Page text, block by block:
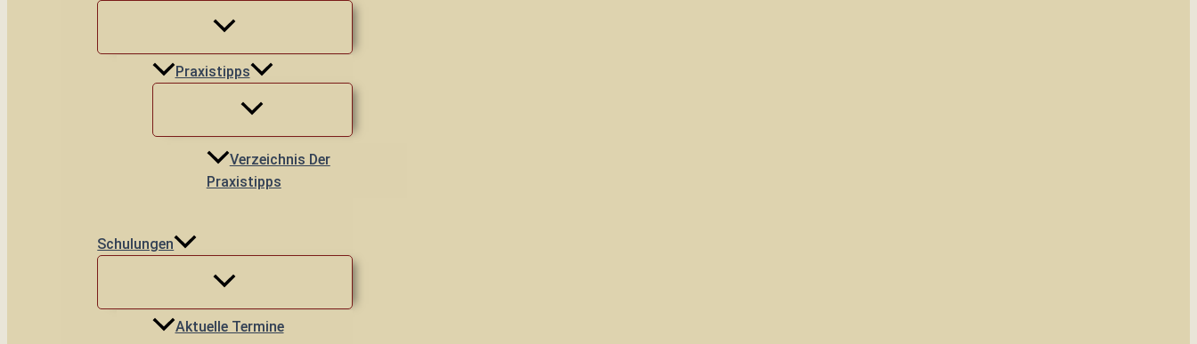
Praxistipps
Verzeichnis Der
Praxistipps
Schulungen
Aktuelle Termine